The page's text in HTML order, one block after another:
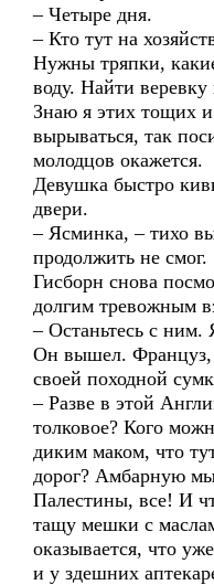
– Четыре дня.
– Кто тут на
Нужны тряпки,
воду. Найти
Знаю я этих тощих
вырываться, так
молодцов окажется.
Девушка быстро
двери.
– Ясминка, – тихо
продолжить не смог.
Гисборн снова
долгим тревожным
– Останьтесь с ним.
Он вышел. Француз,
своей походной
– Разве в этой
толковое? Кого
диким маком, что
дорог? Амбарную
Палестины, все! И
тащу мешки с
оказывается, что
и у здешних